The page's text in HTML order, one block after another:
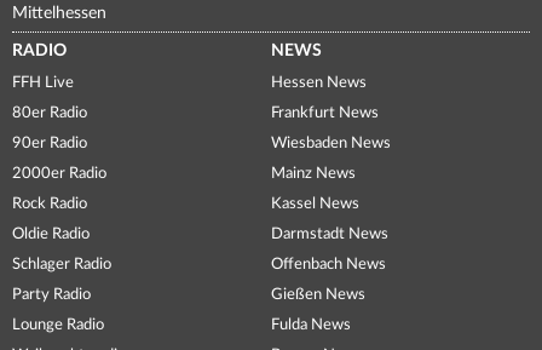
Mittelhessen
RADIO
FFH Live
80er Radio
90er Radio
2000er Radio
Rock Radio
Oldie Radio
Schlager Radio
Party Radio
Lounge Radio
NEWS
Hessen News
Frankfurt News
Wiesbaden News
Mainz News
Kassel News
Darmstadt News
Offenbach News
Gießen News
Fulda News